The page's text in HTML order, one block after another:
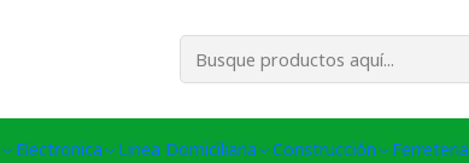
Electronica Linea Domiciliaria Construcción Ferreteria